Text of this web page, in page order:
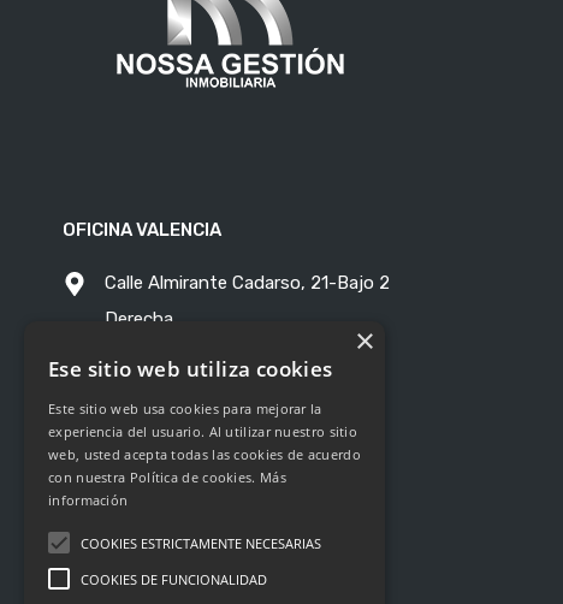
OFICINA VALENCIA
Calle Almirante Cadarso, 21-Bajo 2
Derecha
691713088
info@nossagestion.com
×
Ese sitio web utiliza cookies
Este sitio web usa cookies para mejorar la
experiencia del usuario. Al utilizar nuestro sitio
web, usted acepta todas las cookies de acuerdo
con nuestra Política de cookies. Más
información
COOKIES ESTRICTAMENTE NECESARIAS
COOKIES DE FUNCIONALIDAD